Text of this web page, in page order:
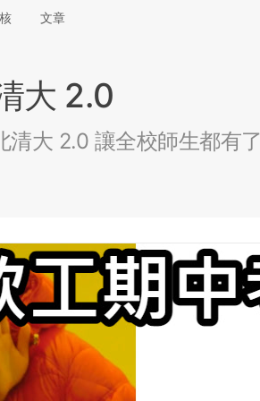
文章
大 2.0
清大 2.0 讓全校師生都有